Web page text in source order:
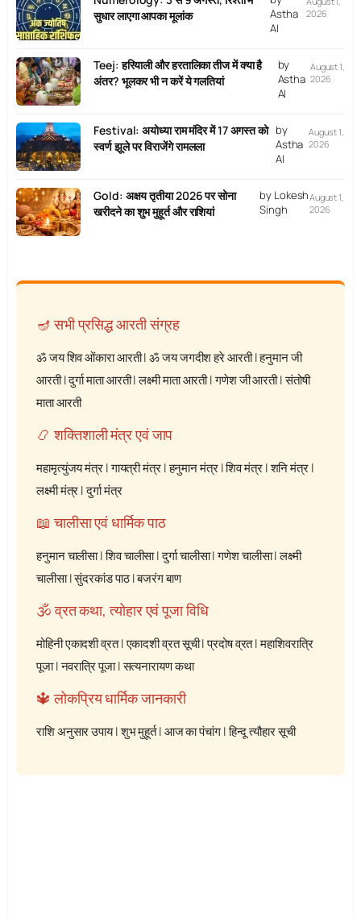
सुधार लाएगा आपका मूलांक
Astha
AI
2026
Teej: हरियाली और हरतालिका तीज में क्या है
अंतर? भूलकर भी न करें ये गलतियां
by
Astha
AI
August 1,
2026
Festival: अयोध्या राम मंदिर में 17 अगस्त को
स्वर्ण झूले पर विराजेंगे रामलला
by
Astha
AI
August 1,
2026
Gold: अक्षय तृतीया 2026 पर सोना
खरीदने का शुभ मुहूर्त और राशियां
by Lokesh
Singh
August 1,
2026
🪔 सभी प्रसिद्ध आरती संग्रह
ॐ जय शिव ओंकारा आरती|ॐ जय जगदीश हरे आरती|हनुमान जी
आरती|दुर्गा माता आरती|लक्ष्मी माता आरती|गणेश जी आरती|संतोषी
माता आरती
📿 शक्तिशाली मंत्र एवं जाप
महामृत्युंजय मंत्र|गायत्री मंत्र|हनुमान मंत्र|शिव मंत्र|शनि मंत्र|
लक्ष्मी मंत्र|दुर्गा मंत्र
📖 चालीसा एवं धार्मिक पाठ
हनुमान चालीसा|शिव चालीसा|दुर्गा चालीसा|गणेश चालीसा|लक्ष्मी
चालीसा|सुंदरकांड पाठ|बजरंग बाण
🕉️ व्रत कथा, त्योहार एवं पूजा विधि
मोहिनी एकादशी व्रत|एकादशी व्रत सूची|प्रदोष व्रत|महाशिवरात्रि
पूजा|नवरात्रि पूजा|सत्यनारायण कथा
🔱 लोकप्रिय धार्मिक जानकारी
राशि अनुसार उपाय|शुभ मुहूर्त|आज का पंचांग|हिन्दू त्यौहार सूची